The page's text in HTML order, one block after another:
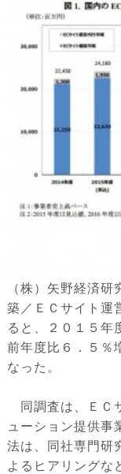
（株）矢野経済
築／ＥＣサイト運
ると、２０１５年
前年度比６．５％
なった。
同調査は、ＥＣ
ューション提供事
法は、同社専門研
よるヒアリングな